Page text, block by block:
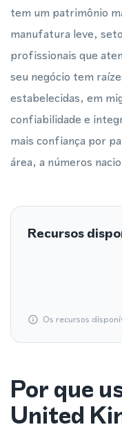
tem um patrimônio
manufatura leve,
profissionais que
seu negócio tem
estabelecidas, em
confiabilidade e
mais confiança por
área, a números
Recursos
Os recursos
Por que
United